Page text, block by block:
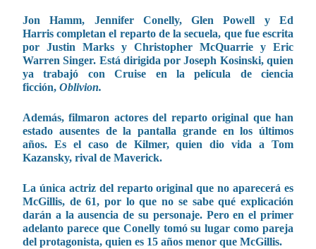
Jon Hamm, Jennifer Conelly, Glen Powell y Ed
Harris completan el reparto de la secuela, que fue escrita
por Justin Marks y Christopher McQuarrie y Eric
Warren Singer. Está dirigida por Joseph Kosinski, quien
ya trabajó con Cruise en la película de ciencia
ficción, Oblivion.
Además, filmaron actores del reparto original que han
estado ausentes de la pantalla grande en los últimos
años. Es el caso de Kilmer, quien dio vida a Tom
Kazansky, rival de Maverick.
La única actriz del reparto original que no aparecerá es
McGillis, de 61, por lo que no se sabe qué explicación
darán a la ausencia de su personaje. Pero en el primer
adelanto parece que Conelly tomó su lugar como pareja
del protagonista, quien es 15 años menor que McGillis.